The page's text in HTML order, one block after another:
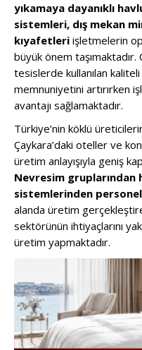
yıkamaya dayanıklı
sistemleri, dış mekan
kıyafetleri işletmelerin
büyük önem
tesislerde kullanılan
memnuniyetini artırırken
avantajı sağlamaktadır.
Türkiye’nin köklü
Çaykara’daki oteller ve
üretim anlayışıyla geniş
Nevresim
sistemlerinden
alanda üretim
sektörünün ihtiyaçlarını
üretim yapmaktadır.